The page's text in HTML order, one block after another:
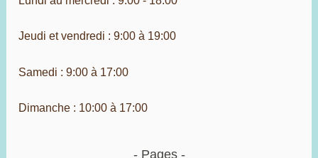
Jeudi et vendredi : 9:00 à 19:00
Samedi : 9:00 à 17:00
Dimanche : 10:00 à 17:00
Pages